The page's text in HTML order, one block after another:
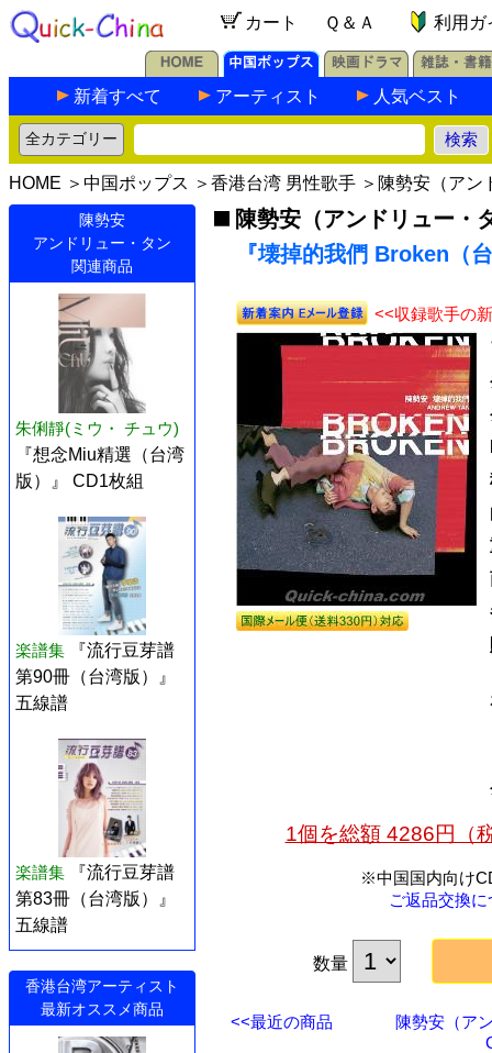
カート Ｑ＆Ａ 利用ガ
新着すべて アーティスト 人気ベスト
HOME ＞ 中国ポップス ＞ 香港台湾 男性歌手 ＞ 陳勢安（アン
陳勢安
アンドリュー・タン
関連商品
朱俐靜(ミウ・ チュウ)
『想念Miu精選（台湾
版）』 CD1枚組
楽譜集
『流行豆芽譜
第90冊（台湾版）』
五線譜
楽譜集
『流行豆芽譜
第83冊（台湾版）』
五線譜
香港台湾アーティスト
最新オススメ商品
陳勢安（アンドリュー・
『壊掉的我們 Broken（
<<収録歌手の
1個を総額 4286円（
※中国国内向け
ご返品交換
数量
<<最近の商品
陳勢安（ア